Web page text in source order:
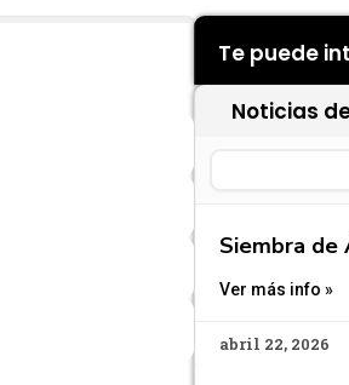
Te puede
Noticias
Siembra de
Ver más info »
abril 22, 2026